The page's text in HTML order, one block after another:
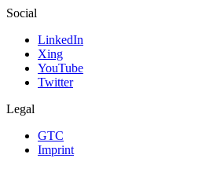
Social
LinkedIn
Xing
YouTube
Twitter
Legal
GTC
Imprint